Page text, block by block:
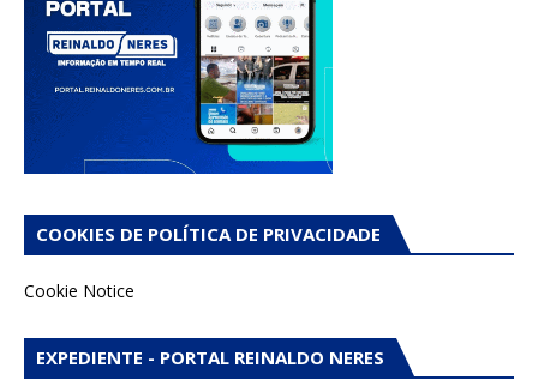
COOKIES DE POLÍTICA DE PRIVACIDADE
Cookie Notice
EXPEDIENTE - PORTAL REINALDO NERES